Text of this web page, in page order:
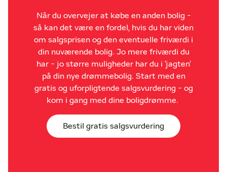
Når du overvejer at købe en anden bolig -
så kan det være en fordel, hvis du har viden
om salgsprisen og den eventuelle friværdi i
din nuværende bolig. Jo mere friværdi du
har - jo større muligheder har du i 'jagten'
på din nye drømmebolig. Start med en
gratis og uforpligtende salgsvurdering - og
kom i gang med dine boligdrømme.
Bestil gratis salgsvurdering